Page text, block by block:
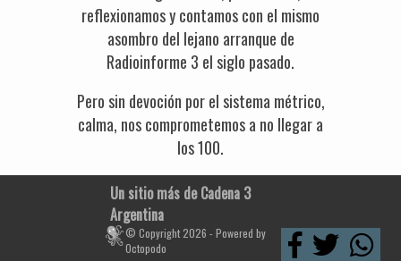
reflexionamos y contamos con el mismo
asombro del lejano arranque de
Radioinforme 3 el siglo pasado.
Pero sin devoción por el sistema métrico,
calma, nos comprometemos a no llegar a
los 100.
Un sitio más de Cadena 3
Argentina
© Copyright 2026 - Powered by
Octopodo